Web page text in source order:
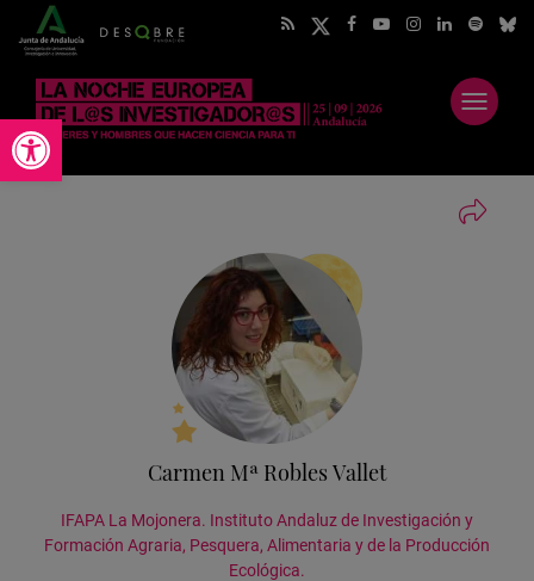
Abrir barra de herramientas
Abrir
menú
Carmen Mª Robles Vallet
IFAPA La Mojonera. Instituto Andaluz de Investigación y
Formación Agraria, Pesquera, Alimentaria y de la Producción
Ecológica.